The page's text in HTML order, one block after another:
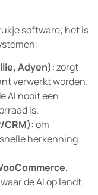
software; het is
Adyen):zorgt
verwerkt worden.
AI nooit een
is.
CRM):om
herkenning
de AI op landt.